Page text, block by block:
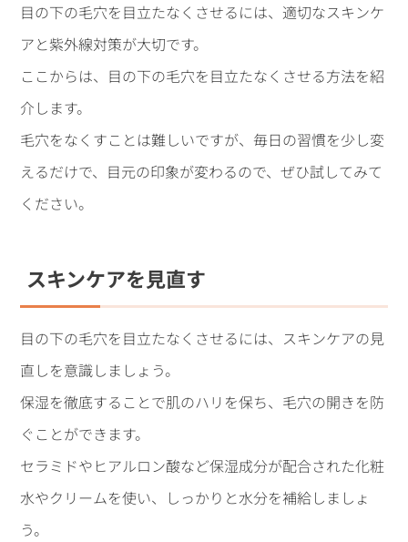
目の下の毛穴を目立たなくさせるには、適切なスキンケ
アと紫外線対策が大切です。
ここからは、目の下の毛穴を目立たなくさせる方法を紹
介します。
毛穴をなくすことは難しいですが、毎日の習慣を少し変
えるだけで、目元の印象が変わるので、ぜひ試してみて
ください。
スキンケアを見直す
目の下の毛穴を目立たなくさせるには、スキンケアの見
直しを意識しましょう。
保湿を徹底することで肌のハリを保ち、毛穴の開きを防
ぐことができます。
セラミドやヒアルロン酸など保湿成分が配合された化粧
水やクリームを使い、しっかりと水分を補給しましょ
う。